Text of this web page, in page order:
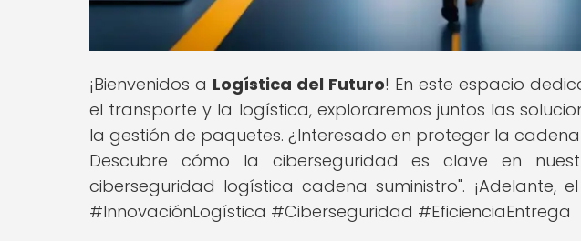
¡Bienvenidos a Logística del Futuro! En este espacio
el transporte y la logística, exploraremos juntos las
la gestión de paquetes. ¿Interesado en proteger la
Descubre cómo la ciberseguridad es clave en
ciberseguridad logística cadena suministro".
#InnovaciónLogística #Ciberseguridad #EficienciaEntrega